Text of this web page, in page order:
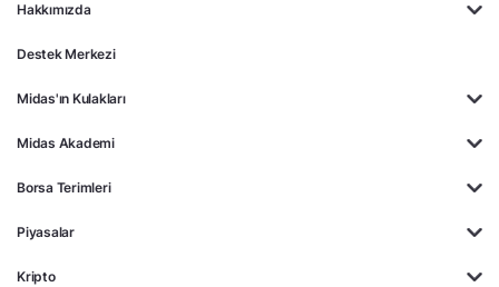
Hakkımızda
Destek Merkezi
Midas'ın Kulakları
Midas Akademi
Borsa Terimleri
Piyasalar
Kripto